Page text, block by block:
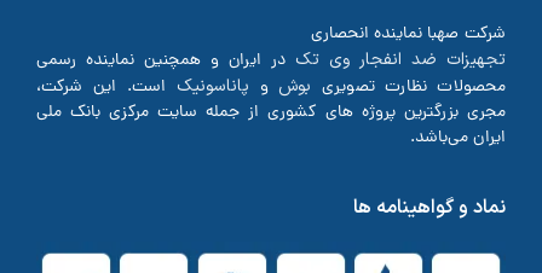
شرکت صهبا نماینده انحصاری
تجهیزات ضد انفجار وی تک در ایران و همچنین نماینده رسمی
محصولات نظارت تصویری بوش و پاناسونیک است. این شرکت،
مجری بزرگترین پروژه های کشوری از جمله سایت مرکزی بانک ملی
ایران می‌باشد.
نماد و گواهینامه ها